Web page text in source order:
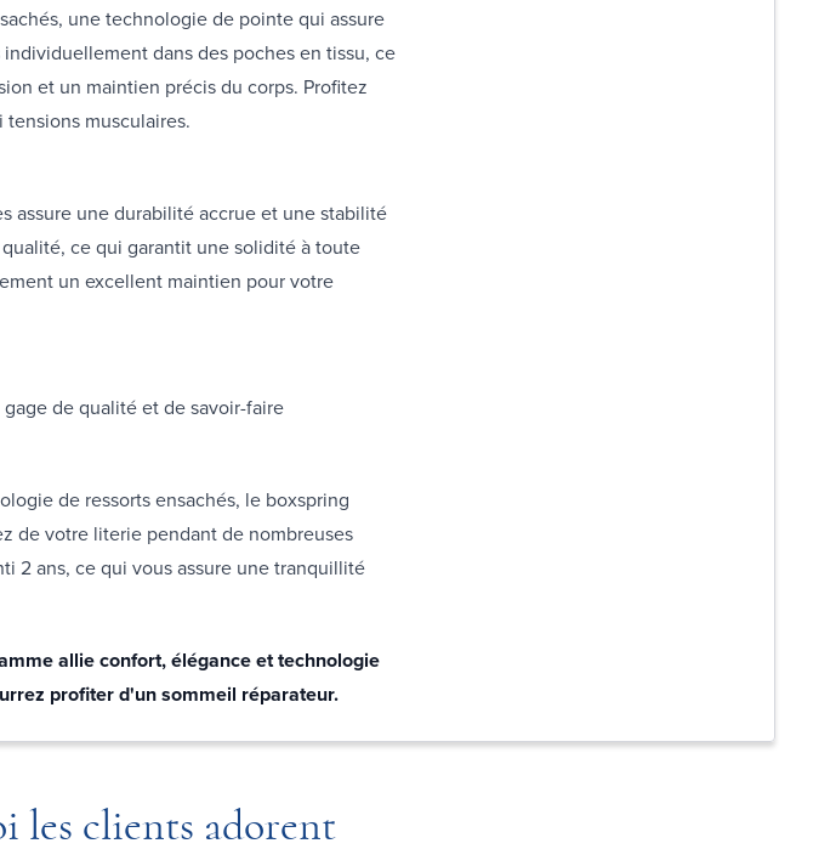
une technologie de pointe qui assure
dans des poches en tissu, ce
et un maintien précis du corps. Profitez
musculaires.
assure une durabilité accrue et une stabilité
ce qui garantit une solidité à toute
un excellent maintien pour votre
de qualité et de savoir-faire
de ressorts ensachés, le boxspring
de votre literie pendant de nombreuses
2 ans, ce qui vous assure une tranquillité
allie confort, élégance et technologie
profiter d'un sommeil réparateur.
les clients adorent